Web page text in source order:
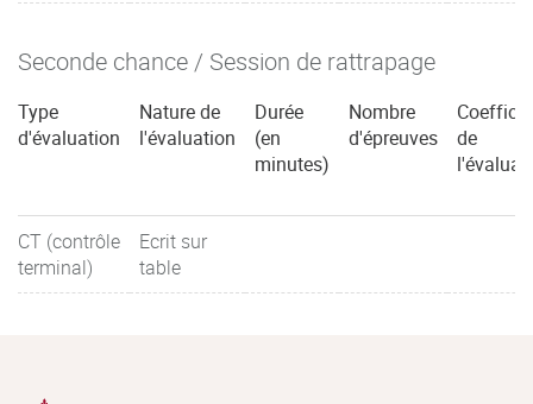
Seconde chance / Session de rattrapage
Type
d'évaluation
Nature de
l'évaluation
Durée
(en
minutes)
Nombre
d'épreuves
de
CT (contrôle
terminal)
Ecrit sur
table